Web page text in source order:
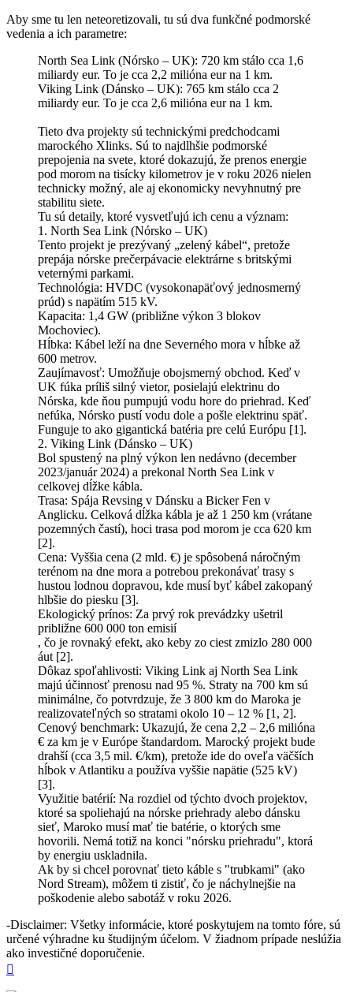
Aby sme tu len neteoretizovali, tu sú dva funkčné podmorské
vedenia a ich parametre:
North Sea Link (Nórsko – UK): 720 km stálo cca 1,6
miliardy eur. To je cca 2,2 milióna eur na 1 km.
Viking Link (Dánsko – UK): 765 km stálo cca 2
miliardy eur. To je cca 2,6 milióna eur na 1 km.
Tieto dva projekty sú technickými predchodcami
marockého Xlinks. Sú to najdlhšie podmorské
prepojenia na svete, ktoré dokazujú, že prenos energie
pod morom na tisícky kilometrov je v roku 2026 nielen
technicky možný, ale aj ekonomicky nevyhnutný pre
stabilitu siete.
Tu sú detaily, ktoré vysvetľujú ich cenu a význam:
1. North Sea Link (Nórsko – UK)
Tento projekt je prezývaný „zelený kábel“, pretože
prepája nórske prečerpávacie elektrárne s britskými
veternými parkami.
Technológia: HVDC (vysokonapäťový jednosmerný
prúd) s napätím 515 kV.
Kapacita: 1,4 GW (približne výkon 3 blokov
Mochoviec).
Hĺbka: Kábel leží na dne Severného mora v hĺbke až
600 metrov.
Zaujímavosť: Umožňuje obojsmerný obchod. Keď v
UK fúka príliš silný vietor, posielajú elektrinu do
Nórska, kde ňou pumpujú vodu hore do priehrad. Keď
nefúka, Nórsko pustí vodu dole a pošle elektrinu späť.
Funguje to ako gigantická batéria pre celú Európu [1].
2. Viking Link (Dánsko – UK)
Bol spustený na plný výkon len nedávno (december
2023/január 2024) a prekonal North Sea Link v
celkovej dĺžke kábla.
Trasa: Spája Revsing v Dánsku a Bicker Fen v
Anglicku. Celková dĺžka kábla je až 1 250 km (vrátane
pozemných častí), hoci trasa pod morom je cca 620 km
[2].
Cena: Vyššia cena (2 mld. €) je spôsobená náročným
terénom na dne mora a potrebou prekonávať trasy s
hustou lodnou dopravou, kde musí byť kábel zakopaný
hlbšie do piesku [3].
Ekologický prínos: Za prvý rok prevádzky ušetril
približne 600 000 ton emisií
, čo je rovnaký efekt, ako keby zo ciest zmizlo 280 000
áut [2].
Dôkaz spoľahlivosti: Viking Link aj North Sea Link
majú účinnosť prenosu nad 95 %. Straty na 700 km sú
minimálne, čo potvrdzuje, že 3 800 km do Maroka je
realizovateľných so stratami okolo 10 – 12 % [1, 2].
Cenový benchmark: Ukazujú, že cena 2,2 – 2,6 milióna
€ za km je v Európe štandardom. Marocký projekt bude
drahší (cca 3,5 mil. €/km), pretože ide do oveľa väčších
hĺbok v Atlantiku a používa vyššie napätie (525 kV)
[3].
Využitie batérií: Na rozdiel od týchto dvoch projektov,
ktoré sa spoliehajú na nórske priehrady alebo dánsku
sieť, Maroko musí mať tie batérie, o ktorých sme
hovorili. Nemá totiž na konci "nórsku priehradu", ktorá
by energiu uskladnila.
Ak by si chcel porovnať tieto káble s "trubkami" (ako
Nord Stream), môžem ti zistiť, čo je náchylnejšie na
poškodenie alebo sabotáž v roku 2026.
-Disclaimer: Všetky informácie, ktoré poskytujem na tomto fóre, sú
určené výhradne ku študijným účelom. V žiadnom prípade neslúžia
ako investičné doporučenie.